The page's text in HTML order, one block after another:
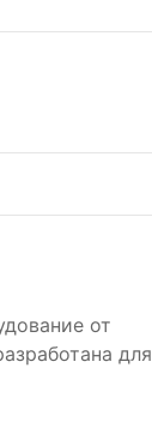
от
для